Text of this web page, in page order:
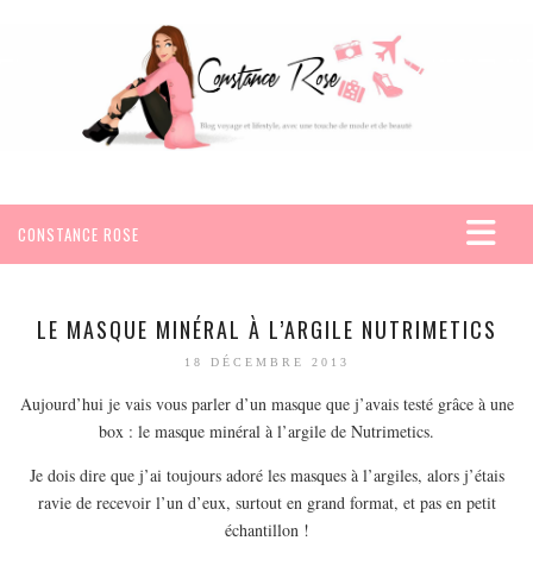
CONSTANCE ROSE
VOYAGES
SEYCHELLES
AMÉRIQUE
MEXIQUE
LE MASQUE MINÉRAL À L’ARGILE NUTRIMETICS
18 DÉCEMBRE 2013
Aujourd’hui je vais vous parler d’un masque que j’avais testé grâce à une
box : le masque minéral à l’argile de Nutrimetics.
Je dois dire que j’ai toujours adoré les masques à l’argiles, alors j’étais
ravie de recevoir l’un d’eux, surtout en grand format, et pas en petit
échantillon !